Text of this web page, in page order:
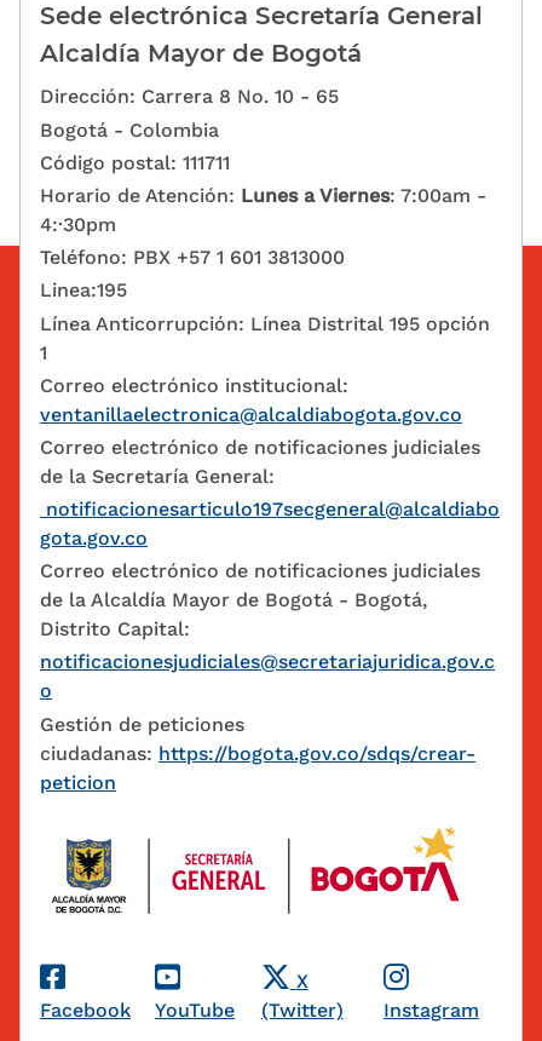
Sede electrónica Secretaría General
Alcaldía Mayor de Bogotá
Dirección: Carrera 8 No. 10 - 65
Bogotá - Colombia
Código postal: 111711
Horario de Atención: Lunes a Viernes: 7:00am -
4:·30pm
Teléfono: PBX +57 1 601 3813000
Linea:195
Línea Anticorrupción: Línea Distrital 195 opción
1
Correo electrónico institucional:
ventanillaelectronica@alcaldiabogota.gov.co
Correo electrónico de notificaciones judiciales
de la Secretaría General:
notificacionesarticulo197secgeneral@alcaldiabo
gota.gov.co
Correo electrónico de notificaciones judiciales
de la Alcaldía Mayor de Bogotá - Bogotá,
Distrito Capital:
notificacionesjudiciales@secretariajuridica.gov.c
o
Gestión de peticiones
ciudadanas: https://bogota.gov.co/sdqs/crear-
peticion
Redes Sociales
Facebook YouTube
X
(Twitter)
Instagram